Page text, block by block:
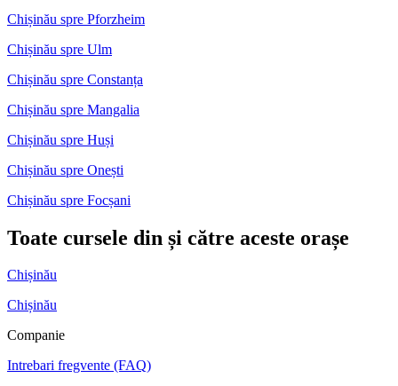
Chișinău spre Pforzheim
Chișinău spre Ulm
Chișinău spre Constanța
Chișinău spre Mangalia
Chișinău spre Huși
Chișinău spre Onești
Chișinău spre Focșani
Toate cursele din și către aceste orașe
Chișinău
Chișinău
Companie
Intrebari fregvente (FAQ)